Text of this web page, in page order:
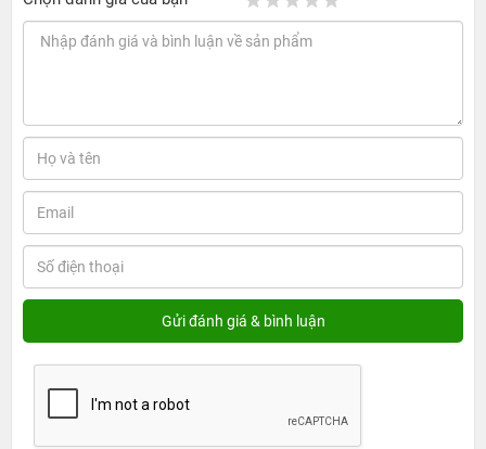
Máy trầy xước nhiều (97%):
iPhone 14 Plus 97% có
thể bị tác động bởi ngoại lực hay va chạm. Những
chiếc điện thoại này ngoại hình hơi kém hoàn
mỹ nhưng tính năng bên trong vẫn có thể đáp ứng
iPhone 14 Plus 256GB cũ giá bao nhiêu tiền?
Khi mua điện thoại iPhone 14 Plus phiên bản dung lượng 256GB
nhiều người thường thắc mắc iPhone 14 Plus 256GB cũ giá bao
nhiêu. Dưới đây là bảng giá chi tiết tại 24hStore như sau:
phẩm
Plus 256GB cũ
Plus 256GB
cũ 256GB máy